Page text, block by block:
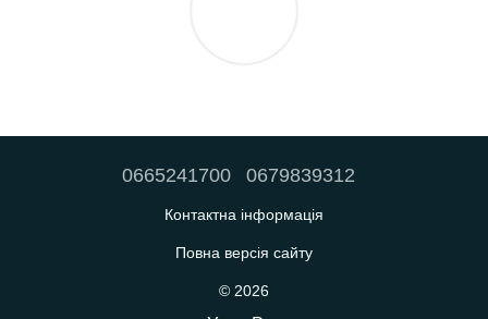
0665241700 0679839312
Контактна інформація
Повна версія сайту
© 2026